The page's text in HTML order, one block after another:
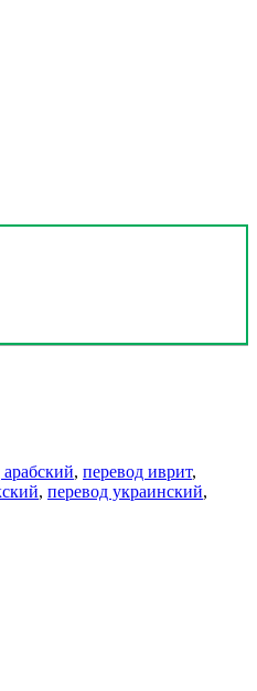
, перевод иврит,
, перевод украинский,